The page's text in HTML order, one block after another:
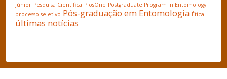
Júnior Pesquisa Científica PlosOne Postgraduate Program in Entomology
processo seletivo Pós-graduação em Entomologia Ética
últimas notícias